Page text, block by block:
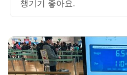
챙기기 좋아요.